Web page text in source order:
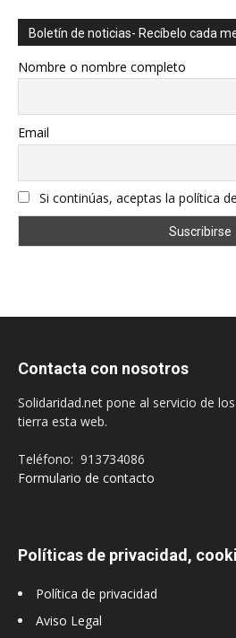
Boletín de noticias- Recíbelo cada
Nombre o nombre completo
Email
Si continúas, aceptas la política
Contacta con nosotros
Solidaridad.net pone al servicio de
tierra esta web.
Teléfono: 913734086
Formulario de contacto
Políticas de privacidad,
Política de privacidad
Aviso Legal